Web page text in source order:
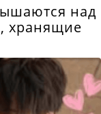
над
хранящие